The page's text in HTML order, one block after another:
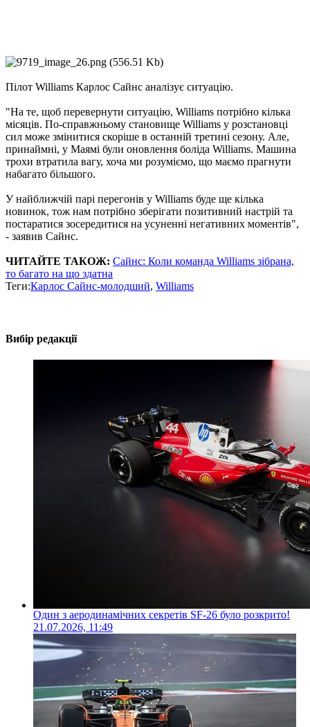
Пілот Williams Карлос Сайнс аналізує ситуацію.
"На те, щоб перевернути ситуацію, Williams потрібно кілька
місяців. По-справжньому становище Williams у розстановці
сил може змінитися скоріше в останній третині сезону. Але,
принаймні, у Маямі були оновлення боліда Williams. Машина
трохи втратила вагу, хоча ми розуміємо, що маємо прагнути
набагато більшого.
У найближчій парі перегонів у Williams буде ще кілька
новинок, тож нам потрібно зберігати позитивний настрій та
постаратися зосередитися на усуненні негативних моментів",
- заявив Сайнс.
ЧИТАЙТЕ ТАКОЖ: Сайнс: Коли команда Williams зібрана,
то багато на що здатна
Теги:Карлос Сайнс-молодший, Williams
Вибір редакції
Один з аеродинамічних секретів SF-26 було розкрито!
21.07.2026, 11:49